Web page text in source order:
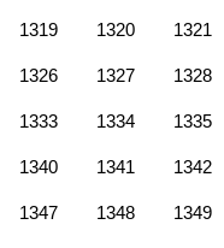
1319 1320 1321
1326 1327 1328
1333 1334 1335
1340 1341 1342
1347 1348 1349